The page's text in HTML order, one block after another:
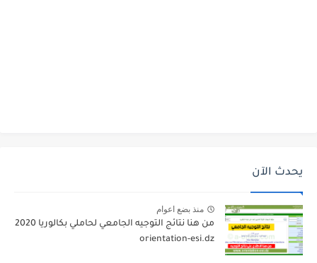
يحدث الآن
منذ بضع اعوام
من هنا نتائج التوجيه الجامعي لحاملي بكالوريا 2020
orientation-esi.dz